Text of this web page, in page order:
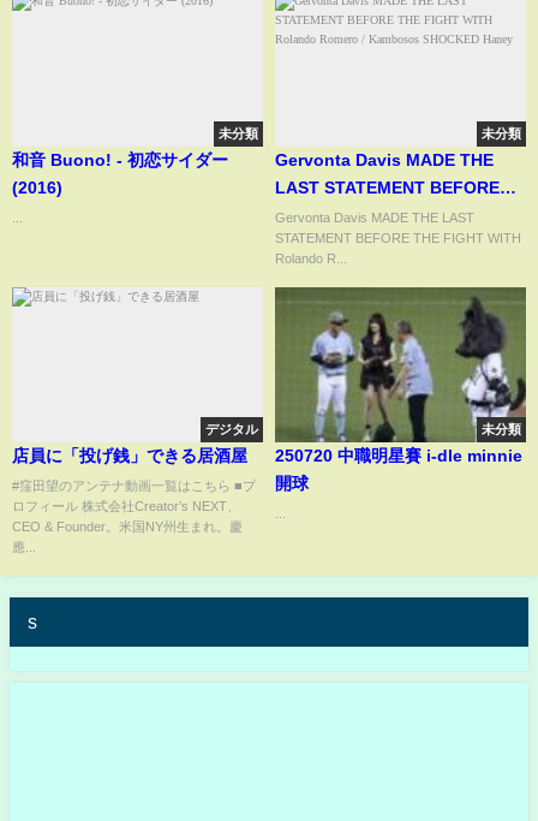
ト】
未分類
和音 Buono! - 初恋サイダー
(2016)
未分類
Gervonta Davis MADE THE
LAST STATEMENT BEFORE
THE FIGHT WITH Rolando
Romero / Kambosos
Gervonta Davis MADE THE LAST
STATEMENT BEFORE THE FIGHT WITH
Rolando R...
デジタル
店員に「投げ銭」できる居酒屋
#窪田望のアンテナ動画一覧はこちら ■プ
ロフィール 株式会社Creator’s NEXT、
CEO & Founder。米国NY州生まれ。慶
應...
未分類
250720 中職明星賽 i-dle minnie
開球
s